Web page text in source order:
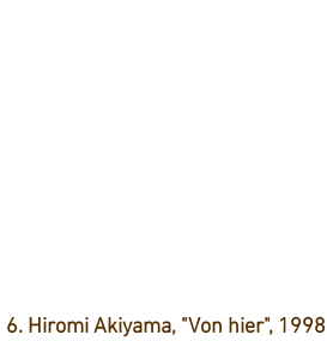
6. Hiromi Akiyama, "Von hier", 1998